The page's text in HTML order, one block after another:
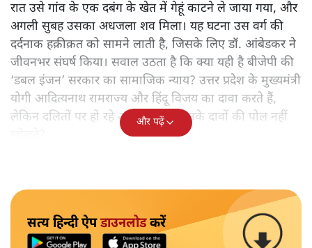
रात उसे गांव के एक दबंग के खेत में गेहूं काटने ले जाया गया, और
अगली सुबह उसका अधजला शव मिला। यह घटना उस वर्ग की
दर्दनाक हक़ीक़त को सामने लाती है, जिसके लिए डॉ. आंबेडकर ने
जीवनभर संघर्ष किया। सवाल उठता है कि क्या यही है बीजेपी की
‘डबल इंजन’ सरकार का सामाजिक न्याय? उत्तर प्रदेश के मुख्यमंत्री
योगी आदित्यनाथ रामराज्य और हिंदू विजय का दावा करते हैं,
लेकिन दलितों पर हो रहे अत्याचार क्या उनके दावों की पोल नहीं
और पढ़ें
सत्य हिन्दी ऐपडाउनलोडकरें